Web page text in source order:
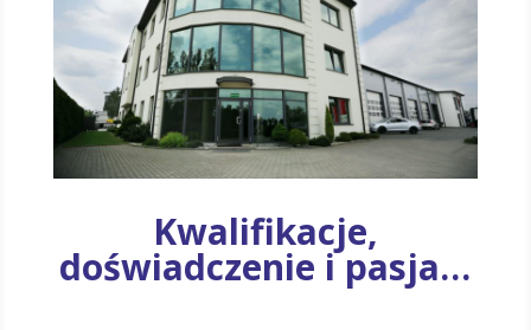
Kwalifikacje,
doświadczenie i pasja…